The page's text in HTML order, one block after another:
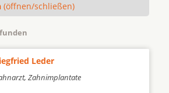
(öffnen/schließen)
Leder
Zahnimplantate